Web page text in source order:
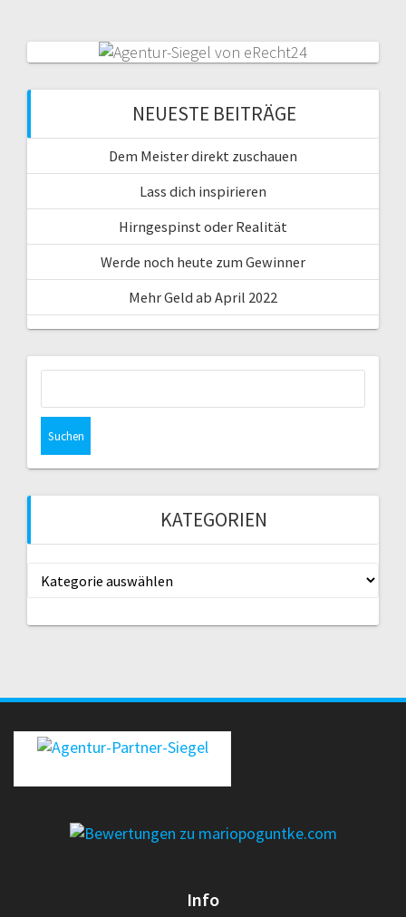
NEUESTE BEITRÄGE
Dem Meister direkt zuschauen
Lass dich inspirieren
Hirngespinst oder Realität
Werde noch heute zum Gewinner
Mehr Geld ab April 2022
KATEGORIEN
Kategorien
Info